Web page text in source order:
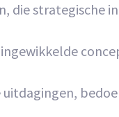
die strategische